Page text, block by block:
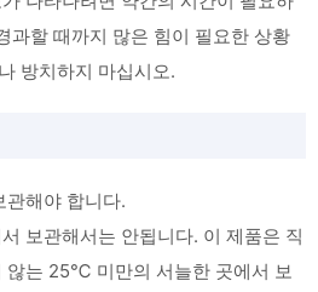
과할 때까지 많은 힘이 필요한 상황
방치하지 마십시오.
관해야 합니다.
보관해서는 안됩니다. 이 제품은 직
않는 25℃ 미만의 서늘한 곳에서 보